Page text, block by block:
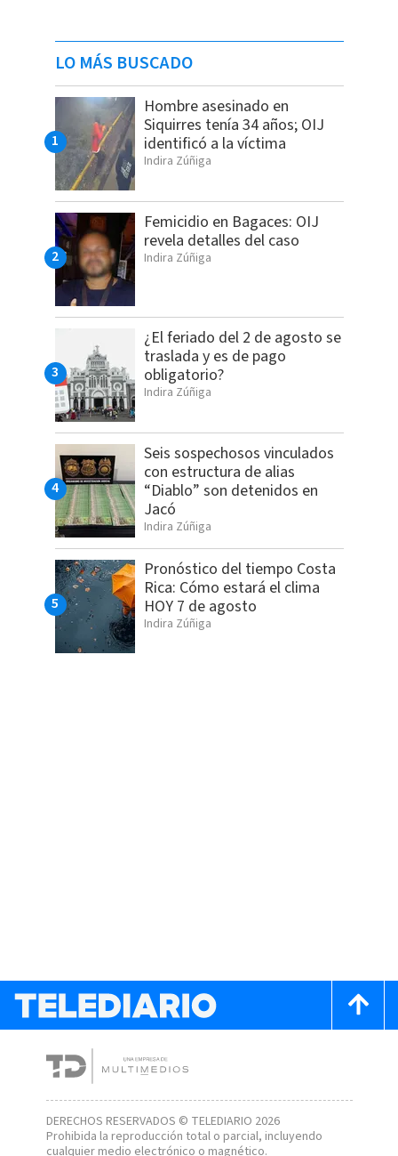
LO MÁS BUSCADO
Hombre asesinado en
Siquirres tenía 34 años; OIJ
identificó a la víctima
Indira Zúñiga
Femicidio en Bagaces: OIJ
revela detalles del caso
Indira Zúñiga
¿El feriado del 2 de agosto se
traslada y es de pago
obligatorio?
Indira Zúñiga
Seis sospechosos vinculados
con estructura de alias
“Diablo” son detenidos en
Jacó
Indira Zúñiga
Pronóstico del tiempo Costa
Rica: Cómo estará el clima
HOY 7 de agosto
Indira Zúñiga
DERECHOS RESERVADOS © TELEDIARIO 2026
Prohibida la reproducción total o parcial, incluyendo
cualquier medio electrónico o magnético.